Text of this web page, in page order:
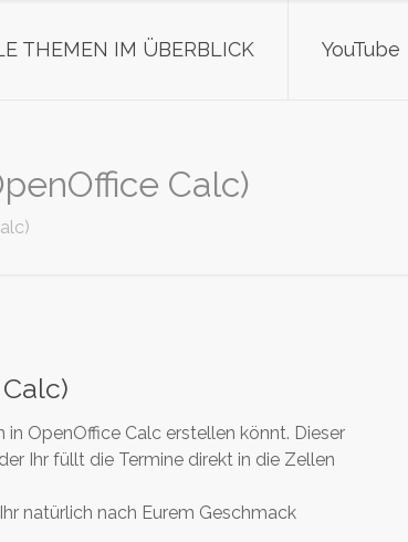
THEMEN IM ÜBERBLICK YouTube
Calc)
OpenOffice Calc erstellen könnt. Dieser
Ihr füllt die Termine direkt in die Zellen
natürlich nach Eurem Geschmack